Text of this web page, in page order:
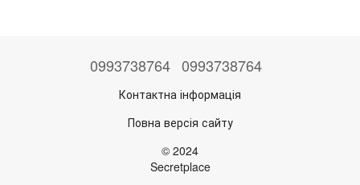
0993738764 0993738764
Контактна інформація
Повна версія сайту
© 2024
Secretplace